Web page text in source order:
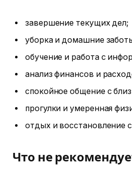
завершение текущих дел;
уборка и домашние
обучение и работа с
анализ финансов и
спокойное общение с
прогулки и умеренная
отдых и восстановление
Что не